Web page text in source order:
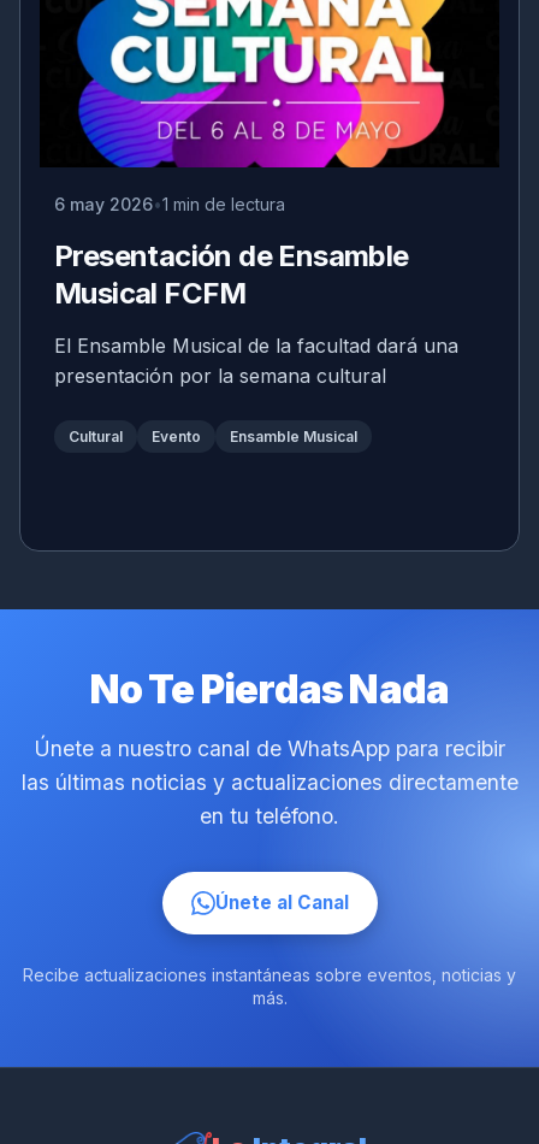
6 may 2026 1 min de lectura
Presentación de Ensamble
Musical FCFM
El Ensamble Musical de la facultad dará una
presentación por la semana cultural
Cultural Evento Ensamble Musical
No Te Pierdas Nada
Únete a nuestro canal de WhatsApp para recibir
las últimas noticias y actualizaciones directamente
en tu teléfono.
Únete al Canal
Recibe actualizaciones instantáneas sobre eventos, noticias y
más.